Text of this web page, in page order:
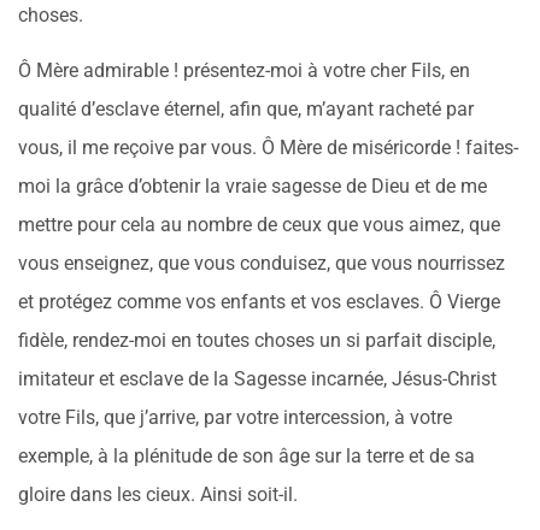
choses.
Ô Mère admirable ! présentez-moi à votre cher Fils, en
qualité d’esclave éternel, afin que, m’ayant racheté par
vous, il me reçoive par vous. Ô Mère de miséricorde ! faites-
moi la grâce d’obtenir la vraie sagesse de Dieu et de me
mettre pour cela au nombre de ceux que vous aimez, que
vous enseignez, que vous conduisez, que vous nourrissez
et protégez comme vos enfants et vos esclaves. Ô Vierge
fidèle, rendez-moi en toutes choses un si parfait disciple,
imitateur et esclave de la Sagesse incarnée, Jésus-Christ
votre Fils, que j’arrive, par votre intercession, à votre
exemple, à la plénitude de son âge sur la terre et de sa
gloire dans les cieux. Ainsi soit-il.